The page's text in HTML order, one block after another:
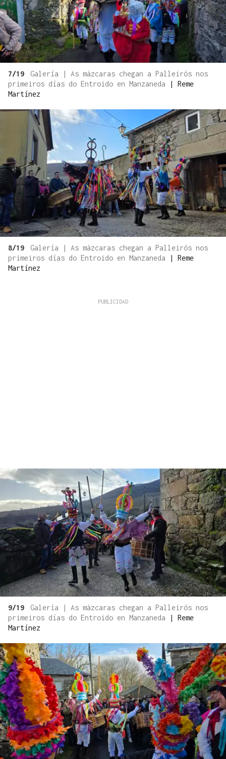
7/19
Galería | As mázcaras chegan a Palleirós nos
primeiros días do Entroido en Manzaneda
| Reme
Martínez
8/19
Galería | As mázcaras chegan a Palleirós nos
primeiros días do Entroido en Manzaneda
| Reme
Martínez
9/19
Galería | As mázcaras chegan a Palleirós nos
primeiros días do Entroido en Manzaneda
| Reme
Martínez